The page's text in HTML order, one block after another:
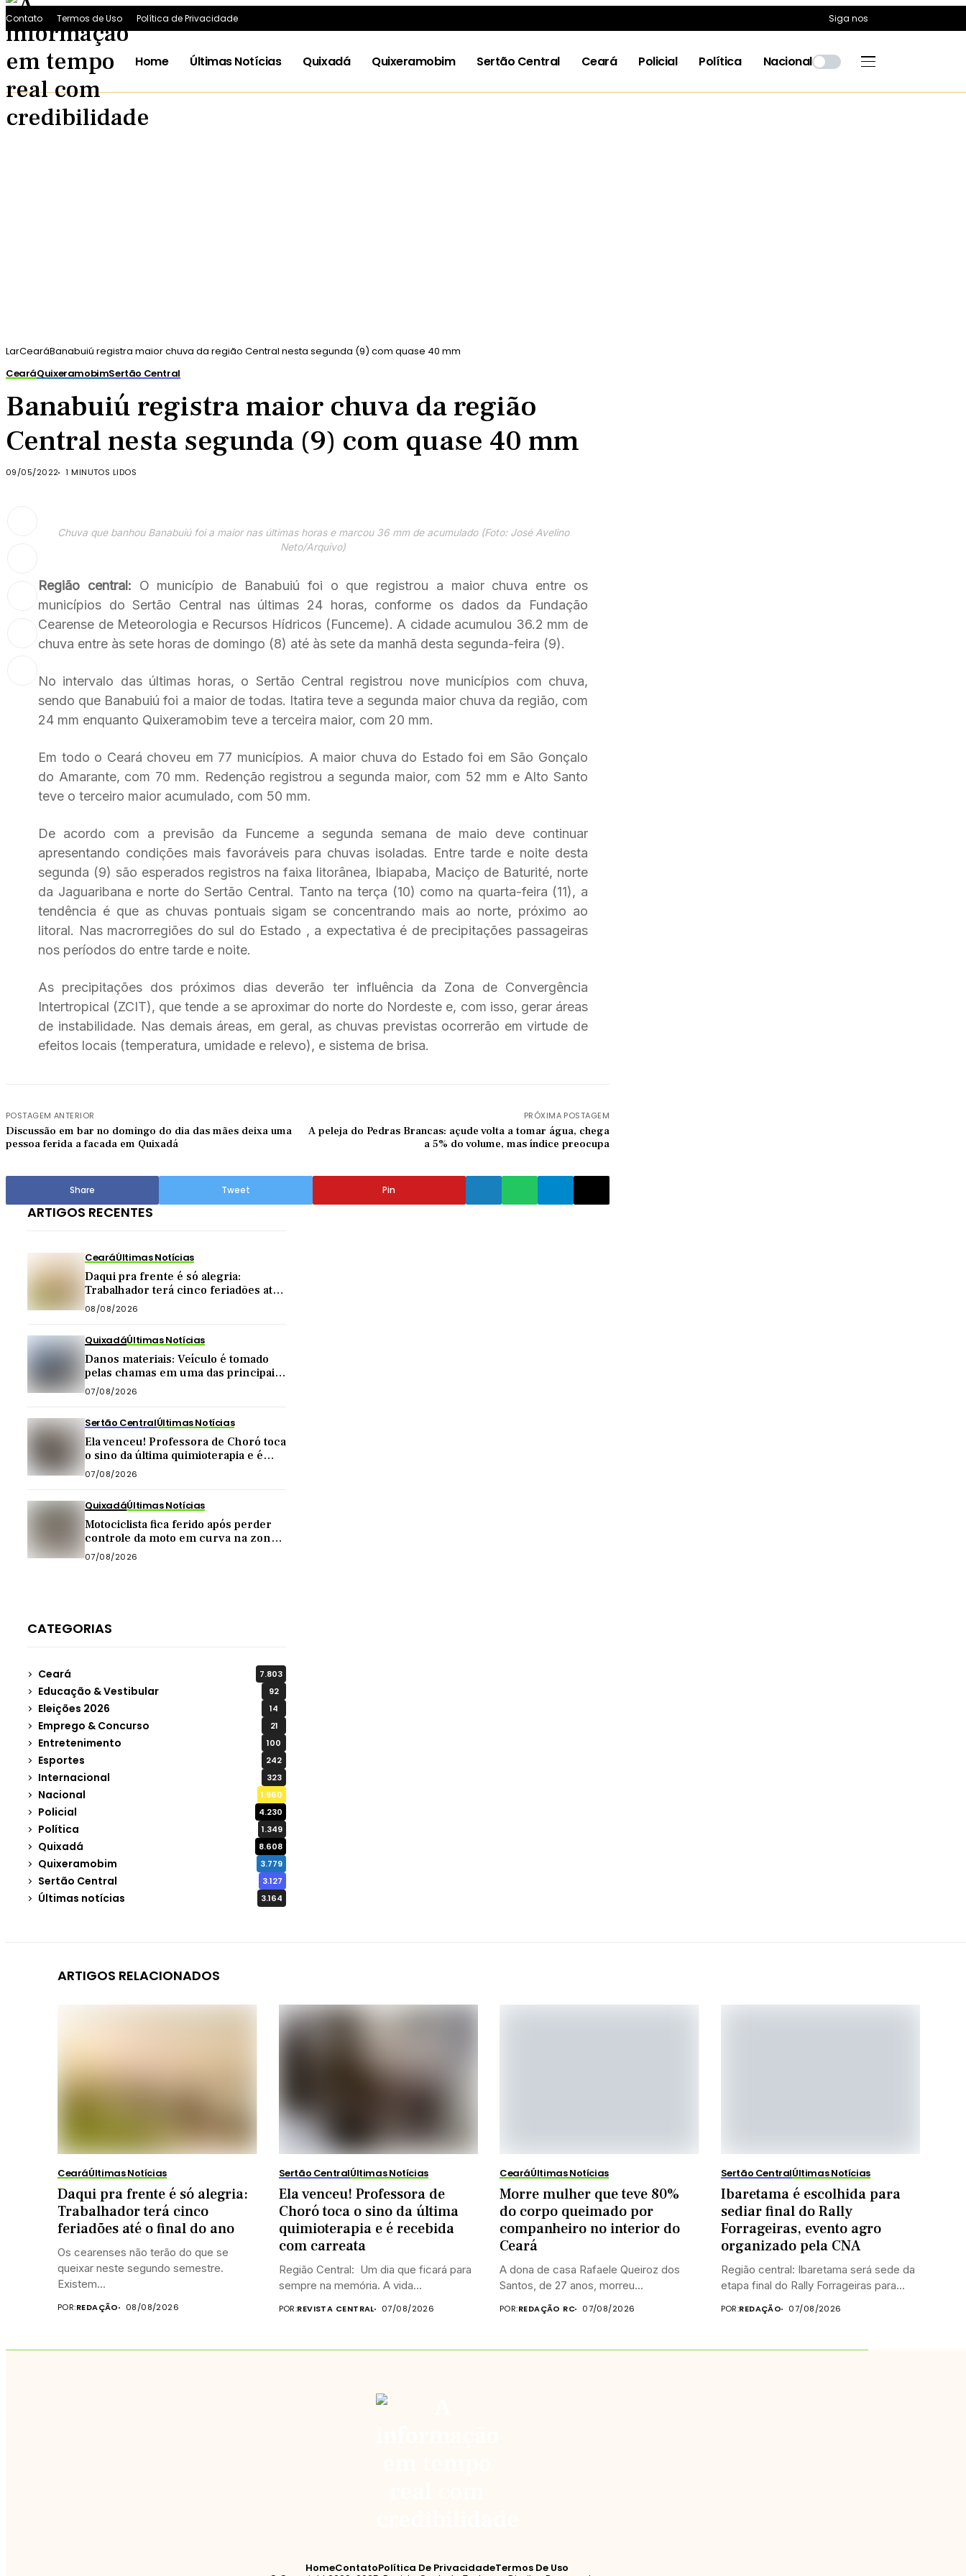
Contato Termos de Uso Política de Privacidade Siga nos
Home Últimas Notícias Quixadá Quixeramobim Sertão Central Ceará Policial Política Nacional
LarCearáBanabuiú registra maior chuva da região Central nesta segunda (9) com quase 40 mm
CearáQuixeramobimSertão Central
Banabuiú registra maior chuva da região
Central nesta segunda (9) com quase 40 mm
09/05/2022 1 MINUTOS LIDOS
Chuva que banhou Banabuiú foi a maior nas últimas horas e marcou 36 mm de acumulado (Foto: José Avelino
Neto/Arquivo)
Região central: O município de Banabuiú foi o que registrou a maior chuva entre os
municípios do Sertão Central nas últimas 24 horas, conforme os dados da Fundação
Cearense de Meteorologia e Recursos Hídricos (Funceme). A cidade acumulou 36.2 mm de
chuva entre às sete horas de domingo (8) até às sete da manhã desta segunda-feira (9).
No intervalo das últimas horas, o Sertão Central registrou nove municípios com chuva,
sendo que Banabuiú foi a maior de todas. Itatira teve a segunda maior chuva da região, com
24 mm enquanto Quixeramobim teve a terceira maior, com 20 mm.
Em todo o Ceará choveu em 77 municípios. A maior chuva do Estado foi em São Gonçalo
do Amarante, com 70 mm. Redenção registrou a segunda maior, com 52 mm e Alto Santo
teve o terceiro maior acumulado, com 50 mm.
De acordo com a previsão da Funceme a segunda semana de maio deve continuar
apresentando condições mais favoráveis para chuvas isoladas. Entre tarde e noite desta
segunda (9) são esperados registros na faixa litorânea, Ibiapaba, Maciço de Baturité, norte
da Jaguaribana e norte do Sertão Central. Tanto na terça (10) como na quarta-feira (11), a
tendência é que as chuvas pontuais sigam se concentrando mais ao norte, próximo ao
litoral. Nas macrorregiões do sul do Estado , a expectativa é de precipitações passageiras
nos períodos do entre tarde e noite.
As precipitações dos próximos dias deverão ter influência da Zona de Convergência
Intertropical (ZCIT), que tende a se aproximar do norte do Nordeste e, com isso, gerar áreas
de instabilidade. Nas demais áreas, em geral, as chuvas previstas ocorrerão em virtude de
efeitos locais (temperatura, umidade e relevo), e sistema de brisa.
POSTAGEM ANTERIOR
Discussão em bar no domingo do dia das mães deixa uma
pessoa ferida a facada em Quixadá
PRÓXIMA POSTAGEM
A peleja do Pedras Brancas: açude volta a tomar água, chega
a 5% do volume, mas índice preocupa
Share Tweet Pin
ARTIGOS RECENTES
CearáÚltimas Notícias
Daqui pra frente é só alegria:
Trabalhador terá cinco feriadões até
o final do ano
08/08/2026
QuixadáÚltimas Notícias
Danos materiais: Veículo é tomado
pelas chamas em uma das principais
vias de Quixadá
07/08/2026
Sertão CentralÚltimas Notícias
Ela venceu! Professora de Choró toca
o sino da última quimioterapia e é
recebida com carreata
07/08/2026
QuixadáÚltimas Notícias
Motociclista fica ferido após perder
controle da moto em curva na zona
rural de Quixadá
07/08/2026
CATEGORIAS
Ceará 7.803
Educação & Vestibular 92
Eleições 2026 14
Emprego & Concurso 21
Entretenimento 100
Esportes 242
Internacional 323
Nacional 1.960
Policial 4.230
Política 1.349
Quixadá 8.608
Quixeramobim 3.779
Sertão Central 3.127
Últimas notícias 3.164
ARTIGOS RELACIONADOS
CearáÚltimas Notícias
Daqui pra frente é só alegria:
Trabalhador terá cinco
feriadões até o final do ano
Os cearenses não terão do que se
queixar neste segundo semestre.
Existem...
POR:REDAÇÃO 08/08/2026
Sertão CentralÚltimas Notícias
Ela venceu! Professora de
Choró toca o sino da última
quimioterapia e é recebida
com carreata
Região Central: Um dia que ficará para
sempre na memória. A vida...
POR:REVISTA CENTRAL 07/08/2026
CearáÚltimas Notícias
Morre mulher que teve 80%
do corpo queimado por
companheiro no interior do
Ceará
A dona de casa Rafaele Queiroz dos
Santos, de 27 anos, morreu...
POR:REDAÇÃO RC 07/08/2026
Sertão CentralÚltimas Notícias
Ibaretama é escolhida para
sediar final do Rally
Forrageiras, evento agro
organizado pela CNA
Região central: Ibaretama será sede da
etapa final do Rally Forrageiras para...
POR:REDAÇÃO 07/08/2026
HomeContatoPolítica De PrivacidadeTermos De Uso